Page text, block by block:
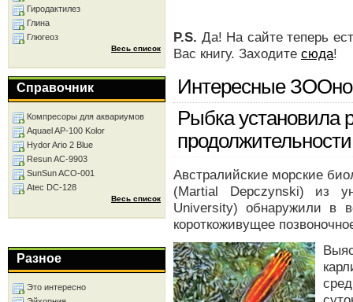
P.S. Да! На сайте теперь
Вас книгу. Заходите сюда!
Интересные
Рыбка установила
Австралийские морские
(Martial Depczynski) из
University) обнаружили в
короткоживущее
Гиродактилез
Глина
Глюгеоз
Весь список
Справочник
Компресоры для аквариумов
Aquael AP-100 Kolor
Hydor Ario 2 Blue
Resun AC-9903
SunSun ACO-001
Atec DC-128
Весь список
Разное
Это интересно